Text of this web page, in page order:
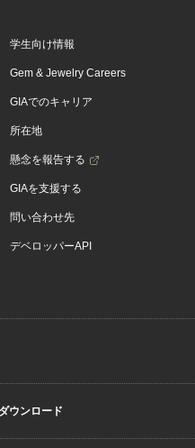
学生向け情報
Gem & Jewelry Careers
GIAでのキャリア
所在地
懸念を報告する
GIAを支援する
問い合わせ先
デベロッパーAPI
ウンロード